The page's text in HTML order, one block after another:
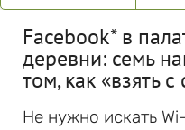
Facebook* в
деревни: семь
том, как «взять
Не нужно искать